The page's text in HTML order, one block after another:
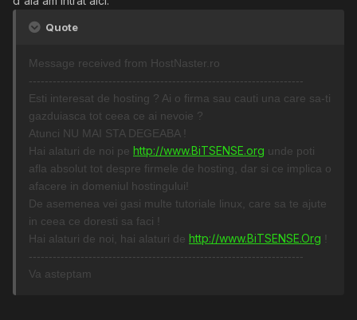
Quote
Message received from HostNaster.ro
---------------------------------------------------------------------
Esti interesat de hosting ? Ai o firma sau cauti una care sa-ti
gazduiasca tot ceea ce ai nevoie ?
Atunci NU MAI STA DEGEABA !
Hai alaturi de noi pe http://www.BiTSENSE.org unde poti
afla absolut tot despre firmele de hosting, dar si ce implica o
afacere in domeniul hostingului!
De asemenea vei gasi multe tutoriale linux, care sa te ajute
in ceea ce doresti sa faci !
Hai alaturi de noi, hai alaturi de http://www.BiTSENSE.Org
---------------------------------------------------------------------
Va asteptam